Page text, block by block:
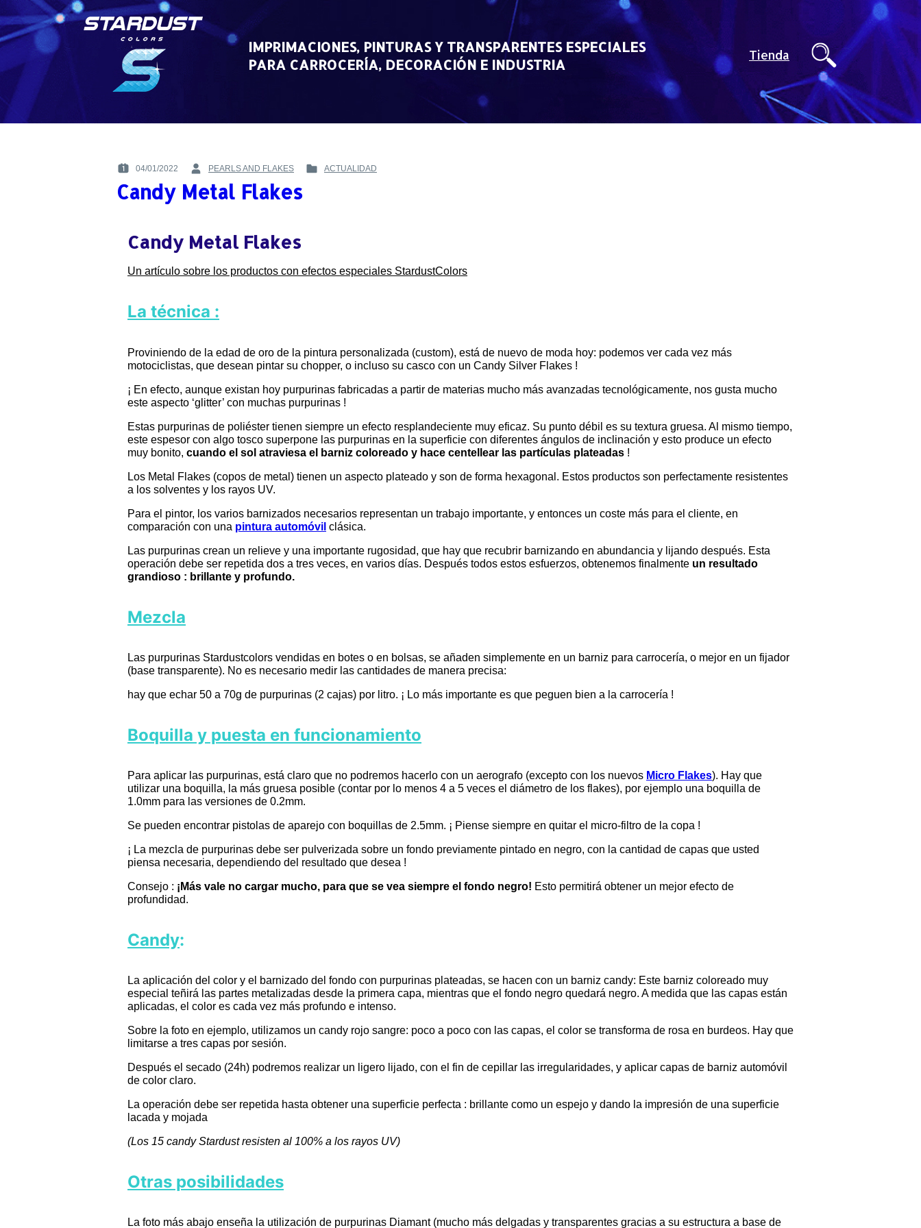
to
content
IMPRIMACIONES, PINTURAS Y TRANSPARENTES ESPECIALES
PARA CARROCERÍA, DECORACIÓN E INDUSTRIA
Tienda
POSTED
ON
04/01/2022
BY
PEARLS AND FLAKES
POSTED
ACTUALIDAD
Candy Metal Flakes
Candy Metal Flakes
Un artículo sobre los productos con efectos especiales StardustColors
La técnica :
Proviniendo de la edad de oro de la pintura personalizada (custom), está de nuevo de moda hoy: podemos ver cada vez más
motociclistas, que desean pintar su chopper, o incluso su casco con un Candy Silver Flakes !
¡ En efecto, aunque existan hoy purpurinas fabricadas a partir de materias mucho más avanzadas tecnológicamente, nos gusta mucho
este aspecto ‘glitter’ con muchas purpurinas !
Estas purpurinas de poliéster tienen siempre un efecto resplandeciente muy eficaz. Su punto débil es su textura gruesa. Al mismo tiempo,
este espesor con algo tosco superpone las purpurinas en la superficie con diferentes ángulos de inclinación y esto produce un efecto
muy bonito, cuando el sol atraviesa el barniz coloreado y hace centellear las partículas plateadas !
Los Metal Flakes (copos de metal) tienen un aspecto plateado y son de forma hexagonal. Estos productos son perfectamente resistentes
a los solventes y los rayos UV.
Para el pintor, los varios barnizados necesarios representan un trabajo importante, y entonces un coste más para el cliente, en
comparación con una pintura automóvil clásica.
Las purpurinas crean un relieve y una importante rugosidad, que hay que recubrir barnizando en abundancia y lijando después. Esta
operación debe ser repetida dos a tres veces, en varios días. Después todos estos esfuerzos, obtenemos finalmente un resultado
grandioso : brillante y profundo.
Mezcla
Las purpurinas Stardustcolors vendidas en botes o en bolsas, se añaden simplemente en un barniz para carrocería, o mejor en un fijador
(base transparente). No es necesario medir las cantidades de manera precisa:
hay que echar 50 a 70g de purpurinas (2 cajas) por litro. ¡ Lo más importante es que peguen bien a la carrocería !
Boquilla y puesta en funcionamiento
Para aplicar las purpurinas, está claro que no podremos hacerlo con un aerografo (excepto con los nuevos Micro Flakes). Hay que
utilizar una boquilla, la más gruesa posible (contar por lo menos 4 a 5 veces el diámetro de los flakes), por ejemplo una boquilla de
1.0mm para las versiones de 0.2mm.
Se pueden encontrar pistolas de aparejo con boquillas de 2.5mm. ¡ Piense siempre en quitar el micro-filtro de la copa !
¡ La mezcla de purpurinas debe ser pulverizada sobre un fondo previamente pintado en negro, con la cantidad de capas que usted
piensa necesaria, dependiendo del resultado que desea !
Consejo : ¡Más vale no cargar mucho, para que se vea siempre el fondo negro! Esto permitirá obtener un mejor efecto de
profundidad.
Candy:
La aplicación del color y el barnizado del fondo con purpurinas plateadas, se hacen con un barniz candy: Este barniz coloreado muy
especial teñirá las partes metalizadas desde la primera capa, mientras que el fondo negro quedará negro. A medida que las capas están
aplicadas, el color es cada vez más profundo e intenso.
Sobre la foto en ejemplo, utilizamos un candy rojo sangre: poco a poco con las capas, el color se transforma de rosa en burdeos. Hay que
limitarse a tres capas por sesión.
Después el secado (24h) podremos realizar un ligero lijado, con el fin de cepillar las irregularidades, y aplicar capas de barniz automóvil
de color claro.
La operación debe ser repetida hasta obtener una superficie perfecta : brillante como un espejo y dando la impresión de una superficie
lacada y mojada
(Los 15 candy Stardust resisten al 100% a los rayos UV)
Otras posibilidades
La foto más abajo enseña la utilización de purpurinas Diamant (mucho más delgadas y transparentes gracias a su estructura a base de